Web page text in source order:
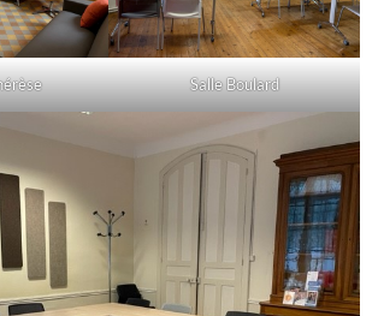
Salle Boulard